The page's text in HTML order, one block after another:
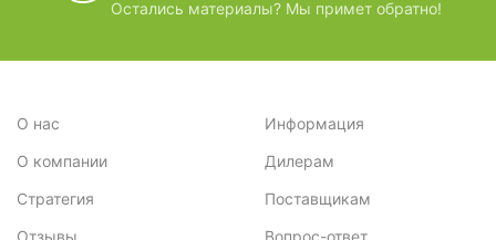
Остались материалы? Мы примет обратно!
О нас
О компании
Стратегия
Отзывы
Информация
Дилерам
Поставщикам
Вопрос-ответ